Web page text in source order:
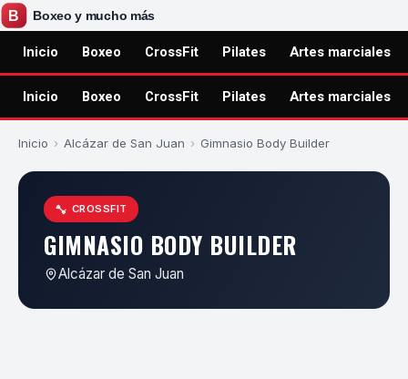
Inicio Boxeo CrossFit Pilates Artes marciales
Inicio Boxeo CrossFit Pilates Artes marciales
Inicio › Alcázar de San Juan › Gimnasio Body Builder
CROSSFIT
GIMNASIO BODY BUILDER
Alcázar de San Juan